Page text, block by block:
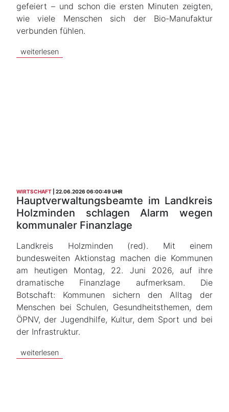
gefeiert – und schon die ersten Minuten zeigten,
wie viele Menschen sich der Bio-Manufaktur
verbunden fühlen.
weiterlesen
WIRTSCHAFT 22.06.2026 06:00:49 UHR
Hauptverwaltungsbeamte im Landkreis
Holzminden schlagen Alarm wegen
kommunaler Finanzlage
Landkreis Holzminden (red). Mit einem
bundesweiten Aktionstag machen die Kommunen
am heutigen Montag, 22. Juni 2026, auf ihre
dramatische Finanzlage aufmerksam. Die
Botschaft: Kommunen sichern den Alltag der
Menschen bei Schulen, Gesundheitsthemen, dem
ÖPNV, der Jugendhilfe, Kultur, dem Sport und bei
der Infrastruktur.
weiterlesen